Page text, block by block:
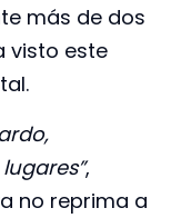
más de dos
visto este
,
no reprima a